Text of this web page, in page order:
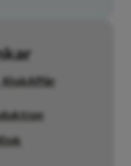
KlokAffär